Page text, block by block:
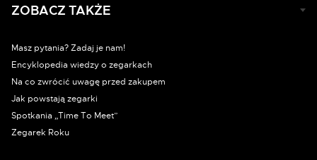
ZOBACZ TAKŻE
Masz pytania? Zadaj je nam!
Encyklopedia wiedzy o zegarkach
Na co zwrócić uwagę przed zakupem
Jak powstają zegarki
Spotkania „Time To Meet”
Zegarek Roku